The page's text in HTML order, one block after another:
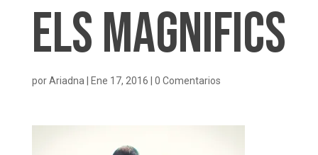
Els Magnifics
porAriadna Ene 17, 2016 0 Comentarios